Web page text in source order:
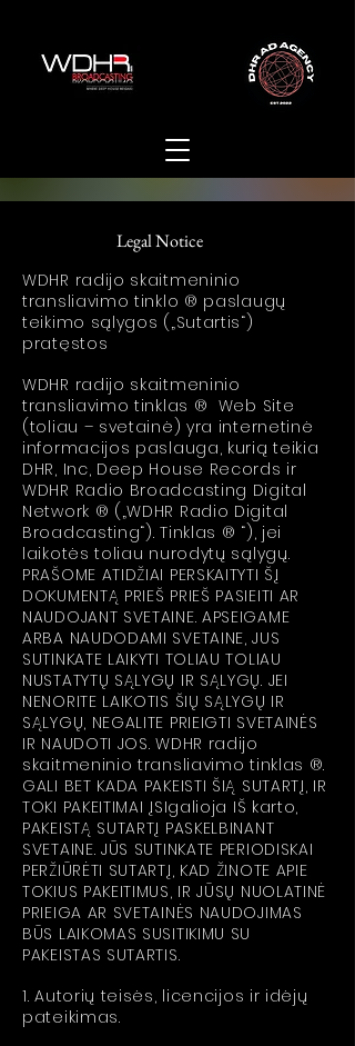
Legal Notice
WDHR radijo skaitmeninio
transliavimo tinklo ® paslaugų
teikimo sąlygos („Sutartis“)
pratęstos
WDHR radijo skaitmeninio
transliavimo tinklas ® Web Site
(toliau – svetainė) yra internetinė
informacijos paslauga, kurią teikia
DHR, Inc, Deep House Records ir
WDHR Radio Broadcasting Digital
Network ® („WDHR Radio Digital
Broadcasting“). Tinklas ® “), jei
laikotės toliau nurodytų sąlygų.
PRAŠOME ATIDŽIAI PERSKAITYTI ŠĮ
DOKUMENTĄ PRIEŠ PRIEŠ PASIEITI AR
NAUDOJANT SVETAINE. APSEIGAME
ARBA NAUDODAMI SVETAINE, JUS
SUTINKATE LAIKYTI TOLIAU TOLIAU
NUSTATYTŲ SĄLYGŲ IR SĄLYGŲ. JEI
NENORITE LAIKOTIS ŠIŲ SĄLYGŲ IR
SĄLYGŲ, NEGALITE PRIEIGTI SVETAINĖS
IR NAUDOTI JOS. WDHR radijo
skaitmeninio transliavimo tinklas ®.
GALI BET KADA PAKEISTI ŠIĄ SUTARTĮ, IR
TOKI PAKEITIMAI ĮSIgalioja IŠ karto,
PAKEISTĄ SUTARTĮ PASKELBINANT
SVETAINE. JŪS SUTINKATE PERIODISKAI
PERŽIŪRĖTI SUTARTĮ, KAD ŽINOTE APIE
TOKIUS PAKEITIMUS, IR JŪSŲ NUOLATINĖ
PRIEIGA AR SVETAINĖS NAUDOJIMAS
BŪS LAIKOMAS SUSITIKIMU SU
PAKEISTAS SUTARTIS.
1. Autorių teisės, licencijos ir idėjų
pateikimas.